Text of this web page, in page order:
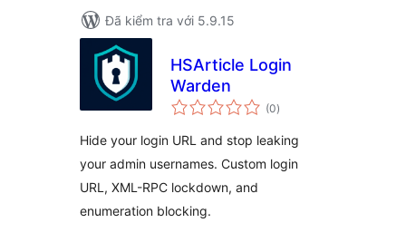
Đã kiểm tra với 5.9.15
HSArticle Login
Warden
(0tổng
đánh
)
Hide your login URL and stop leaking
your admin usernames. Custom login
URL, XML-RPC lockdown, and
enumeration blocking.